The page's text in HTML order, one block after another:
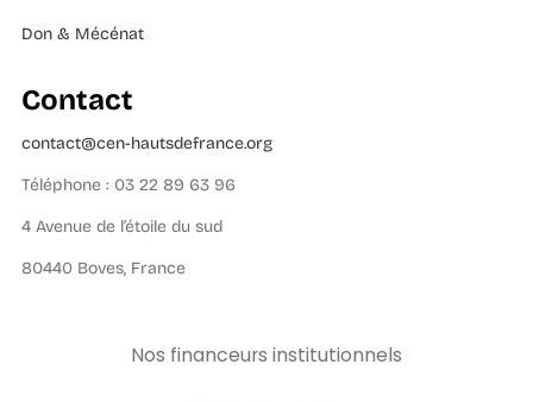
Don & Mécénat
Contact
contact@cen-hautsdefrance.org
Téléphone : 03 22 89 63 96
4 Avenue de l’étoile du sud
80440 Boves, France
Nos financeurs institutionnels